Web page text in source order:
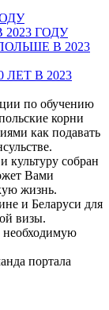
ГОДУ
В 2023
В 2023
по обучению
корни
как подавать
культуру собран
Вами
жизнь.
и Беларуси для
визы.
необходимую
портала